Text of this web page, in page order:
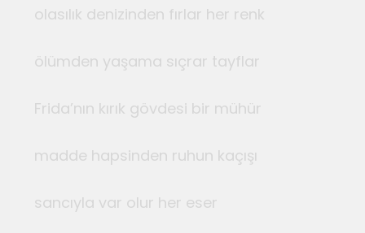
olasılık denizinden fırlar her renk
ölümden yaşama sıçrar tayflar
Frida’nın kırık gövdesi bir mühür
madde hapsinden ruhun kaçışı
sancıyla var olur her eser